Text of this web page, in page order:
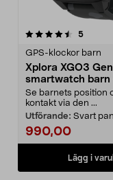
5
GPS-klockor barn
Xplora XGO3
smartwatch barn
Se barnets position
kontakt via den ...
Utförande: Svart
990,00
Lägg i
4.5 av 5